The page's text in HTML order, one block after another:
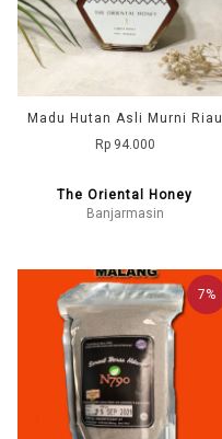
Madu Hutan Asli Murni Riau
Rp 94.000
The Oriental Honey
Banjarmasin
7%